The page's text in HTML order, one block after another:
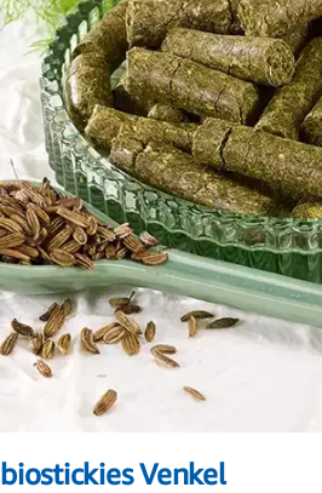
het
biostickies Venkel